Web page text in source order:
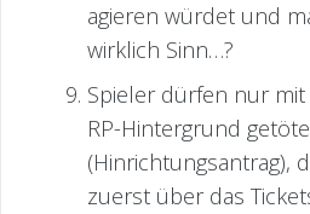
agieren würdet und
wirklich Sinn…?
Spieler dürfen nur
RP-Hintergrund
(Hinrichtungsantrag),
zuerst über das